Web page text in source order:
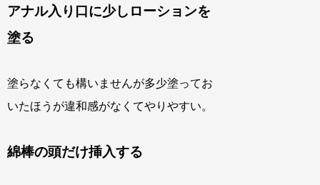
アナル入り口に少しローションを
塗る
塗らなくても構いませんが多少塗ってお
いたほうが違和感がなくてやりやすい。
綿棒の頭だけ挿入する